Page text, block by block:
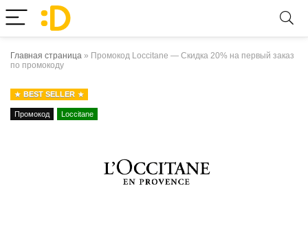
Главная страница » Промокод Loccitane — Скидка 20% на первый заказ
по промокоду
BEST SELLER
Промокод Loccitane